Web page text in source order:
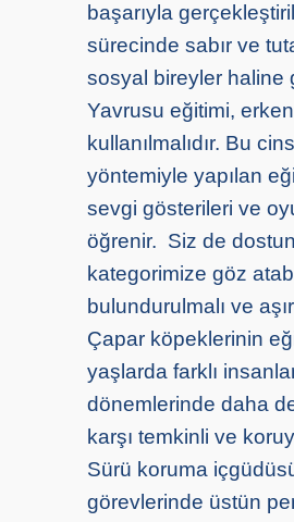
başarıyla
sürecinde sabır ve
sosyal bireyler haline
Yavrusu eğitimi,
kullanılmalıdır. Bu
yöntemiyle yapılan
sevgi gösterileri ve
öğrenir. Siz de
kategorimize göz
bulundurulmalı ve
Çapar köpeklerinin
yaşlarda farklı
dönemlerinde daha
karşı temkinli ve
Sürü koruma
görevlerinde üstün